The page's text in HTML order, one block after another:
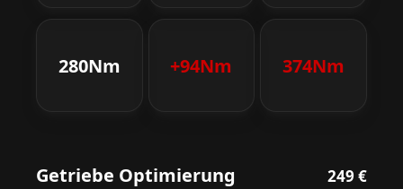
280Nm +94Nm 374Nm
Getriebe Optimierung 249 €